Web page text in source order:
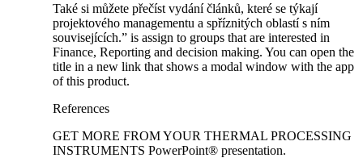
Také si ​můžete​ přečíst ⁤vydání ⁤článků, které se týkají
projektového managementu a spříznitých oblastí s ním
souvisejících.” is assign ⁣to groups that‌ are ​interested in
Finance,‌ Reporting⁣ and decision making. You can‍ open the
title in a new link‍ that shows a modal window with‍ the app
of this product.
References
GET ‍MORE ‌FROM YOUR THERMAL PROCESSING
INSTRUMENTS PowerPoint® presentation.